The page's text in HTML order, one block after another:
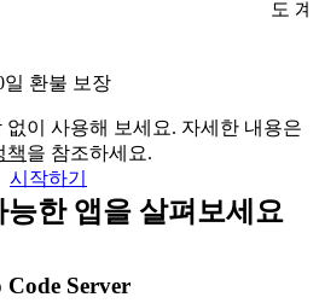
도
일 환불 보장
이 사용해 보세요. 자세한 내용은
책을 참조하세요.
시작하기
능한 앱을 살펴보세요
Server